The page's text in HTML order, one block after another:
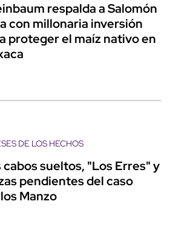
respalda a Salomón
con millonaria inversión
proteger el maíz nativo en
DE LOS HECHOS
cabos sueltos, "Los Erres" y
pendientes del caso
Manzo